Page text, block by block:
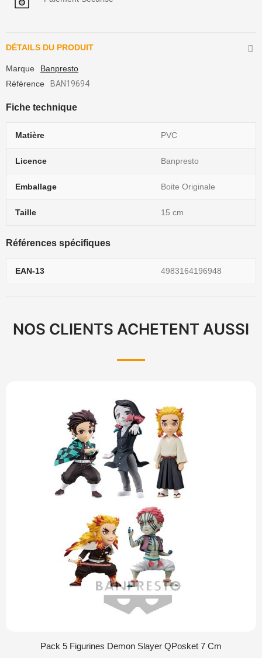
DÉTAILS DU PRODUIT
Marque
Banpresto
Référence
BAN19694
Fiche technique
Matière PVC
Licence Banpresto
Emballage Boite Originale
Taille 15 cm
Références spécifiques
EAN-13 4983164196948
NOS CLIENTS ACHETENT AUSSI
Pack 5 Figurines Demon Slayer QPosket 7 Cm